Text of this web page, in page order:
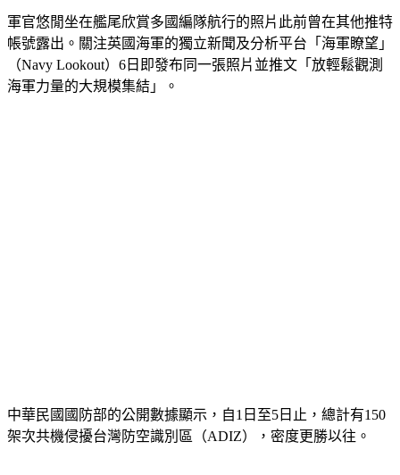
軍官悠閒坐在艦尾欣賞多國編隊航行的照片此前曾在其他推特
帳號露出。關注英國海軍的獨立新聞及分析平台「海軍瞭望」
（Navy Lookout）6日即發布同一張照片並推文「放輕鬆觀測
中華民國國防部的公開數據顯示，自1日至5日止，總計有150